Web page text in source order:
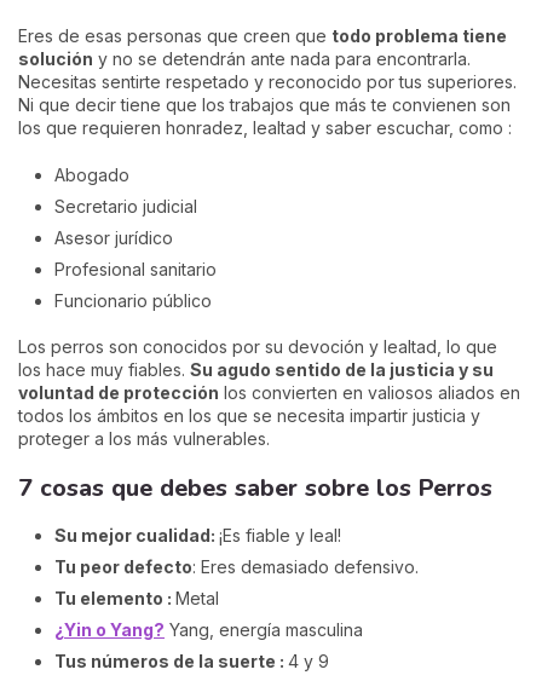
Eres de esas personas que creen que todo problema tiene
solución y no se detendrán ante nada para encontrarla.
Necesitas sentirte respetado y reconocido por tus superiores.
Ni que decir tiene que los trabajos que más te convienen son
los que requieren honradez, lealtad y saber escuchar, como :
Abogado
Secretario judicial
Asesor jurídico
Profesional sanitario
Funcionario público
Los perros son conocidos por su devoción y lealtad, lo que
los hace muy fiables. Su agudo sentido de la justicia y su
voluntad de protección los convierten en valiosos aliados en
todos los ámbitos en los que se necesita impartir justicia y
proteger a los más vulnerables.
7 cosas que debes saber sobre los Perros
Su mejor cualidad: ¡Es fiable y leal!
Tu peor defecto: Eres demasiado defensivo.
Tu elemento : Metal
¿Yin o Yang? Yang, energía masculina
Tus números de la suerte : 4 y 9